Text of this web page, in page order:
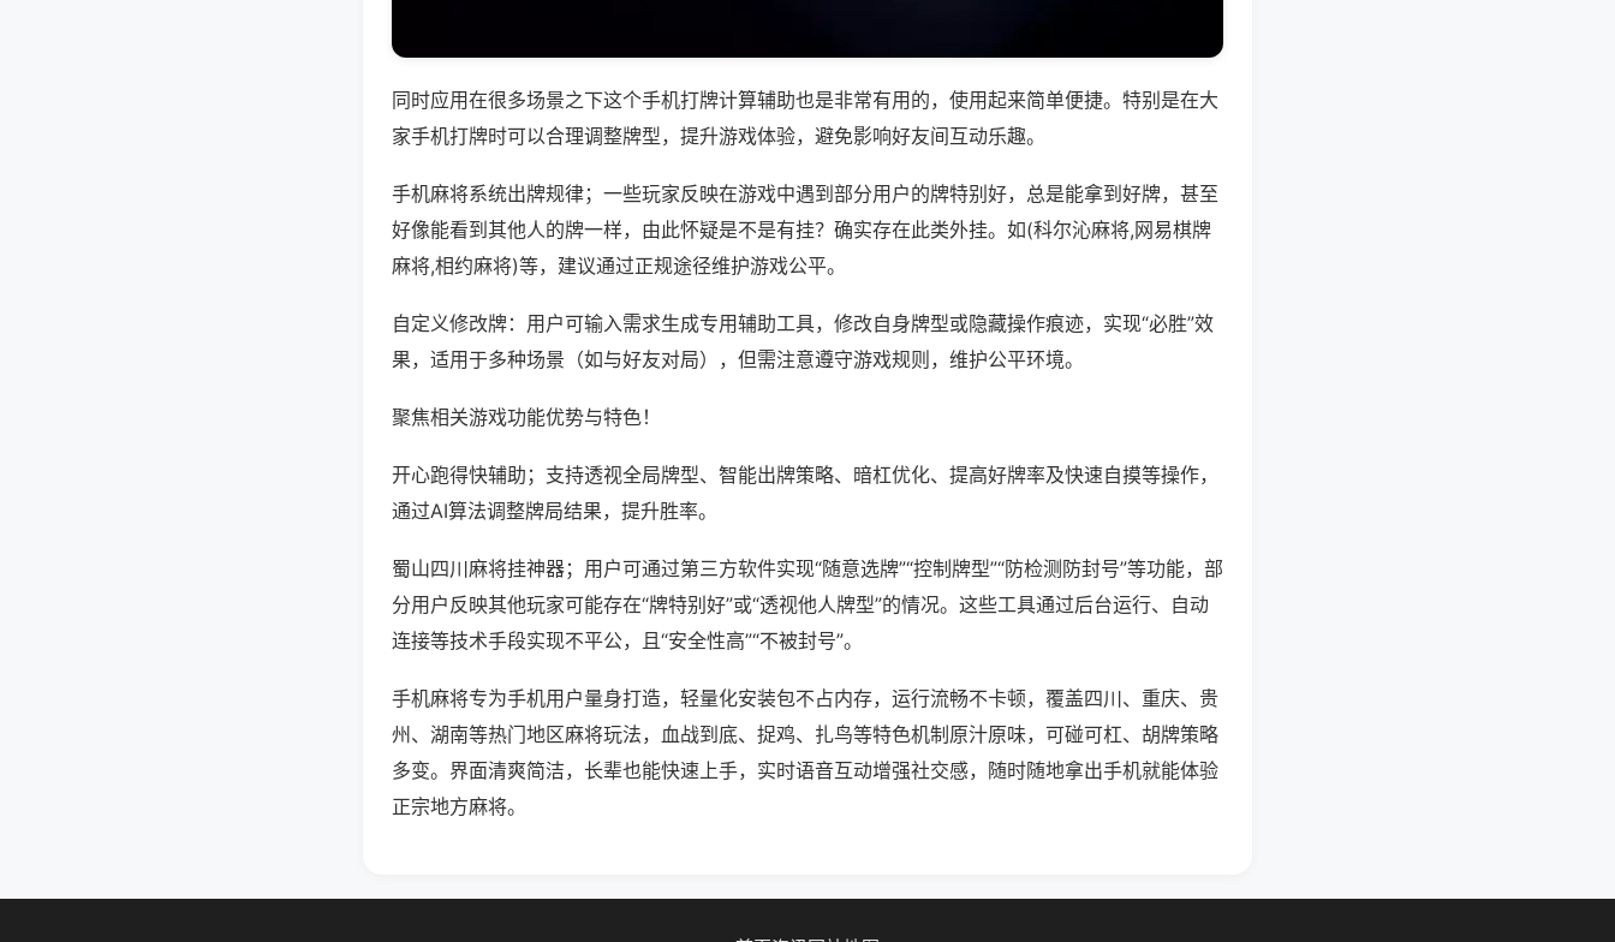
同时应用在很多场景之下这个手机打牌计算辅助也是非常有用的，使用起来简单便捷。特别是在大
家手机打牌时可以合理调整牌型，提升游戏体验，避免影响好友间互动乐趣。
手机麻将系统出牌规律；一些玩家反映在游戏中遇到部分用户的牌特别好，总是能拿到好牌，甚至
好像能看到其他人的牌一样，由此怀疑是不是有挂？确实存在此类外挂。如(科尔沁麻将,网易棋牌
麻将,相约麻将)等，建议通过正规途径维护游戏公平。
自定义修改牌：用户可输入需求生成专用辅助工具，修改自身牌型或隐藏操作痕迹，实现“必胜”效
果，适用于多种场景（如与好友对局），但需注意遵守游戏规则，维护公平环境。
聚焦相关游戏功能优势与特色！
开心跑得快辅助；支持透视全局牌型、智能出牌策略、暗杠优化、提高好牌率及快速自摸等操作，
通过AI算法调整牌局结果，提升胜率。
蜀山四川麻将挂神器；用户可通过第三方软件实现“随意选牌”“控制牌型”“防检测防封号”等功能，部
分用户反映其他玩家可能存在“牌特别好”或“透视他人牌型”的情况。这些工具通过后台运行、自动
连接等技术手段实现不平公，且“安全性高”“不被封号”。
手机麻将专为手机用户量身打造，轻量化安装包不占内存，运行流畅不卡顿，覆盖四川、重庆、贵
州、湖南等热门地区麻将玩法，血战到底、捉鸡、扎鸟等特色机制原汁原味，可碰可杠、胡牌策略
多变。界面清爽简洁，长辈也能快速上手，实时语音互动增强社交感，随时随地拿出手机就能体验
正宗地方麻将。